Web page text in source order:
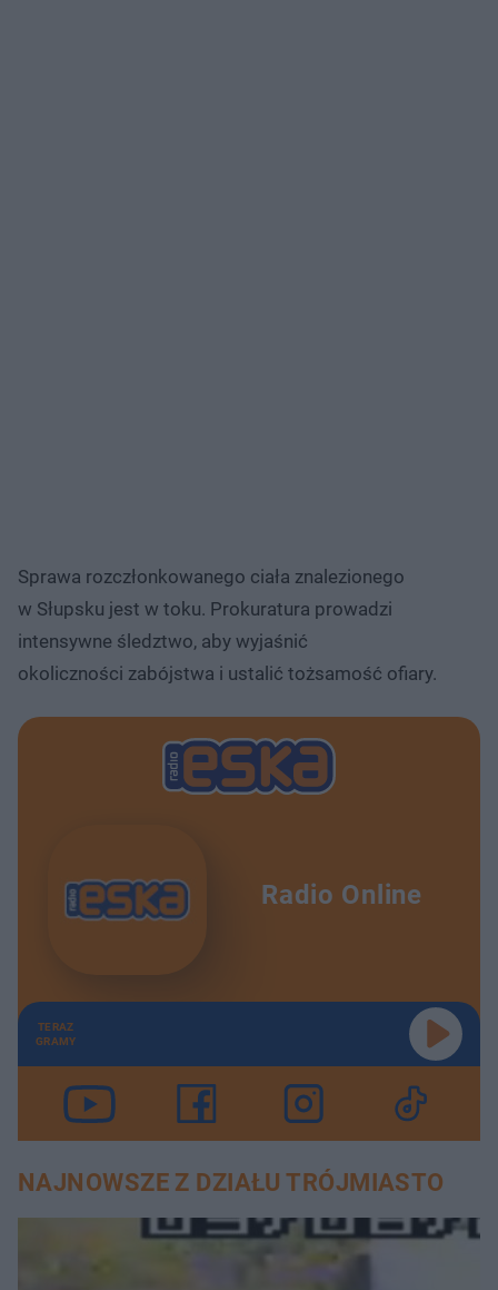
Sprawa rozczłonkowanego ciała znalezionego
w Słupsku jest w toku. Prokuratura prowadzi
intensywne śledztwo, aby wyjaśnić
okoliczności zabójstwa i ustalić tożsamość ofiary.
Radio Online
TERAZ
GRAMY
NAJNOWSZE Z DZIAŁU TRÓJMIASTO